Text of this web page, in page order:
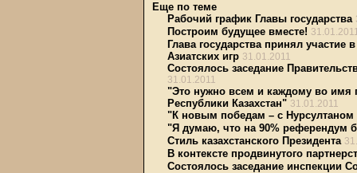
Еще по теме
Рабочий график Главы государства
Построим будущее вместе!
Глава государства принял
Азиатских игр 31.01.2011
Состоялось заседание
31.01.2011
"Это нужно всем и каждому во имя
Республики Казахстан" 31.01.2011
"К новым победам – с
"Я думаю, что на 90% референдум
Стиль казахстанского Президента
В контексте продвинутого
Состоялось заседание инспекции